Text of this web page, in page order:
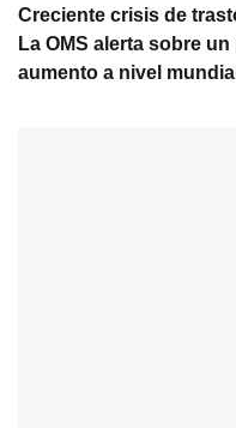
Creciente crisis de
La OMS alerta sobre
aumento a nivel mundial